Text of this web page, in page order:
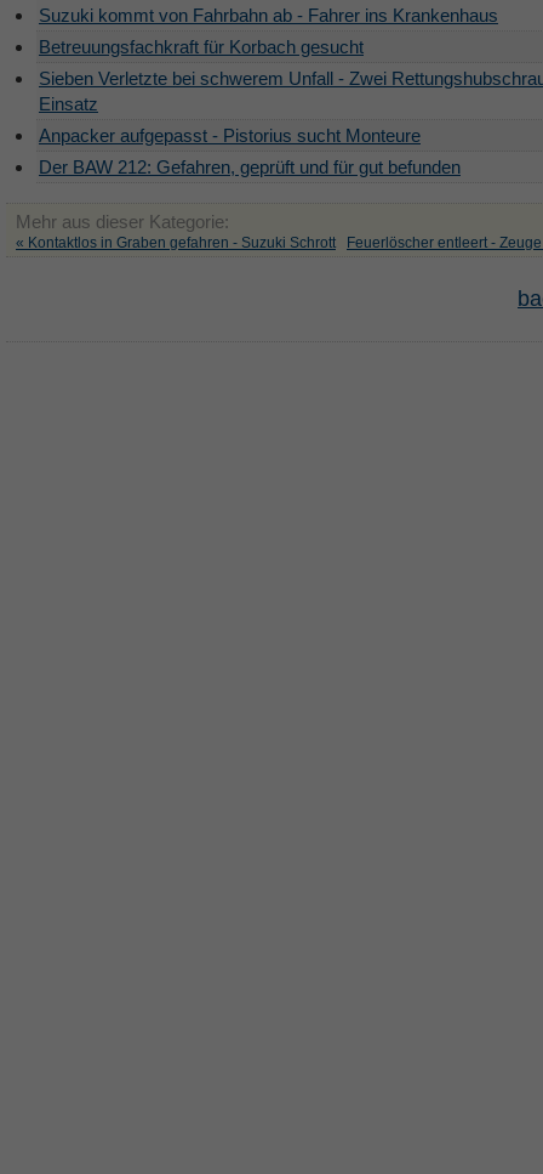
Suzuki kommt von Fahrbahn ab - Fahrer ins Krankenhaus
Betreuungsfachkraft für Korbach gesucht
Sieben Verletzte bei schwerem Unfall - Zwei
Einsatz
Anpacker aufgepasst - Pistorius sucht Monteure
Der BAW 212: Gefahren, geprüft und für gut befunden
Mehr aus dieser Kategorie:
« Kontaktlos in Graben gefahren - Suzuki Schrott Feuerlöscher entleert -